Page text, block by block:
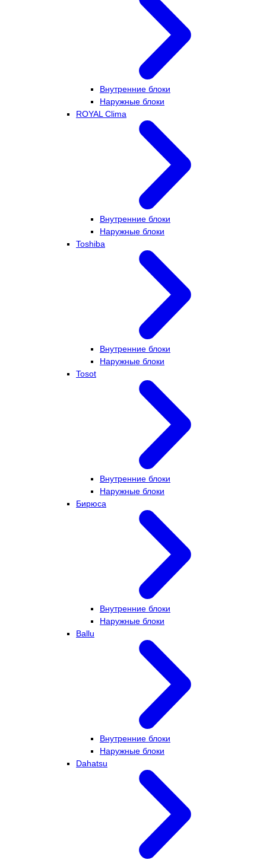
Внутренние блоки
Наружные блоки
ROYAL Clima
Внутренние блоки
Наружные блоки
Toshiba
Внутренние блоки
Наружные блоки
Tosot
Внутренние блоки
Наружные блоки
Бирюса
Внутренние блоки
Наружные блоки
Ballu
Внутренние блоки
Наружные блоки
Dahatsu